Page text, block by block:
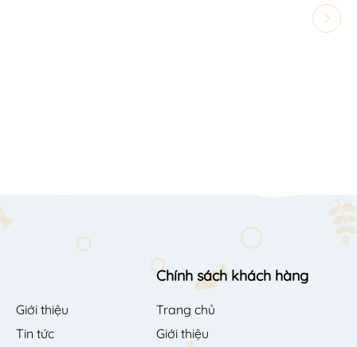
Giới thiệu
Tin tức
Chính sách khách hàng
Trang chủ
Giới thiệu